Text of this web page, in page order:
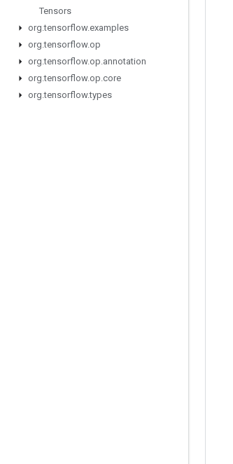
Tensors
org.tensorflow.examples
org.tensorflow.op
org.tensorflow.op.annotation
org.tensorflow.op.core
org.tensorflow.types